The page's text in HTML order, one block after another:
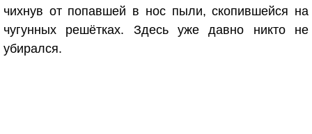
чихнув от попавшей в нос пыли, скопившейся на
чугунных решётках. Здесь уже давно никто не
убирался.